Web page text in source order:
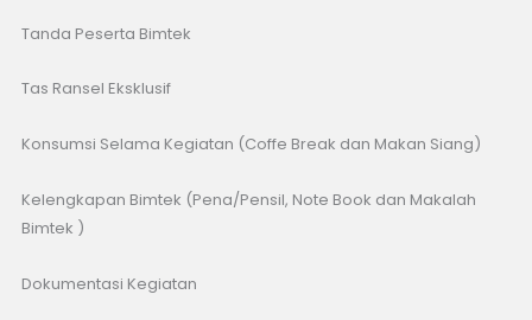
Tanda Peserta Bimtek
Tas Ransel Eksklusif
Konsumsi Selama Kegiatan (Coffe Break dan Makan Siang)
Kelengkapan Bimtek (Pena/Pensil, Note Book dan Makalah
Bimtek )
Dokumentasi Kegiatan